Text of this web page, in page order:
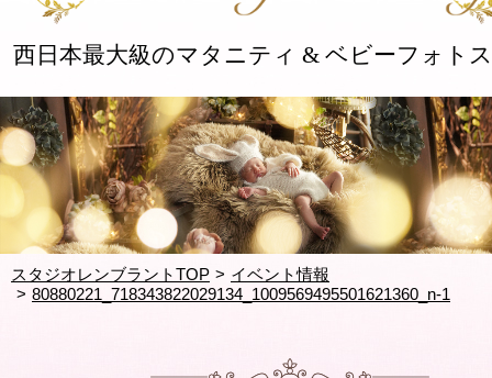
西日本最大級のマタニティ & ベビーフォト
スタジオレンブラントTOP
イベント情報
80880221_718343822029134_1009569495501621360_n-1